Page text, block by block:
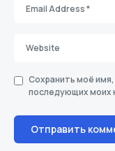
Сохранить моё имя,
последующих моих